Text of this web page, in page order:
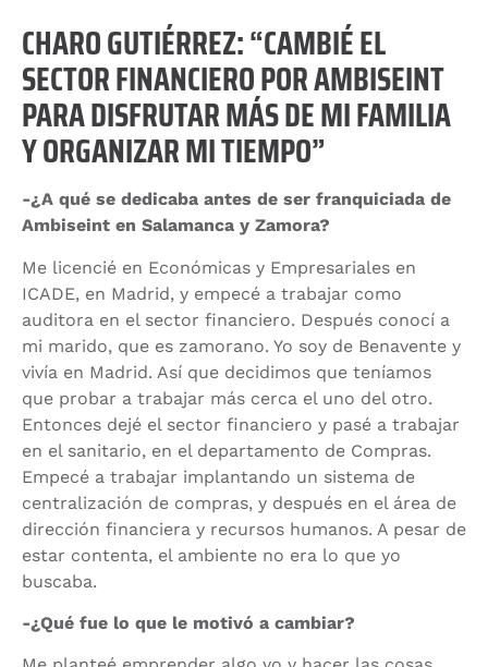
CHARO GUTIÉRREZ: “CAMBIÉ EL
SECTOR FINANCIERO POR AMBISEINT
PARA DISFRUTAR MÁS DE MI FAMILIA
Y ORGANIZAR MI TIEMPO”
-¿A qué se dedicaba antes de ser franquiciada de
Ambiseint en Salamanca y Zamora?
Me licencié en Económicas y Empresariales en
ICADE, en Madrid, y empecé a trabajar como
auditora en el sector financiero. Después conocí a
mi marido, que es zamorano. Yo soy de Benavente y
vivía en Madrid. Así que decidimos que teníamos
que probar a trabajar más cerca el uno del otro.
Entonces dejé el sector financiero y pasé a trabajar
en el sanitario, en el departamento de Compras.
Empecé a trabajar implantando un sistema de
centralización de compras, y después en el área de
dirección financiera y recursos humanos. A pesar de
estar contenta, el ambiente no era lo que yo
buscaba.
-¿Qué fue lo que le motivó a cambiar?